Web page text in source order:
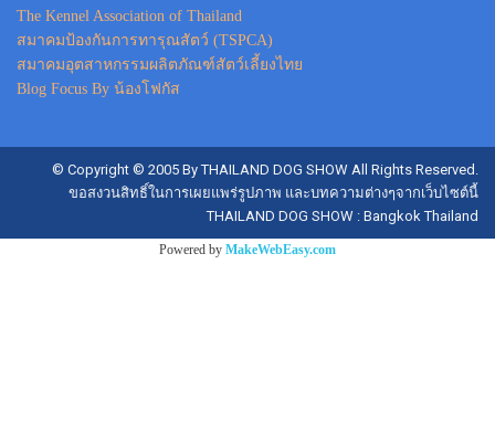
The Kennel Association of Thailand
สมาคมป้องกันการทารุณสัตว์ (TSPCA)
สมาคมอุตสาหกรรมผลิตภัณฑ์สัตว์เลี้ยงไทย
Blog Focus By น้องโฟกัส
© Copyright © 2005 By THAILAND DOG SHOW All Rights Reserved.
ขอสงวนสิทธิ์ในการเผยแพร่รูปภาพ และบทความต่างๆจากเว็บไซต์นี้
THAILAND DOG SHOW : Bangkok Thailand
Powered by MakeWebEasy.com